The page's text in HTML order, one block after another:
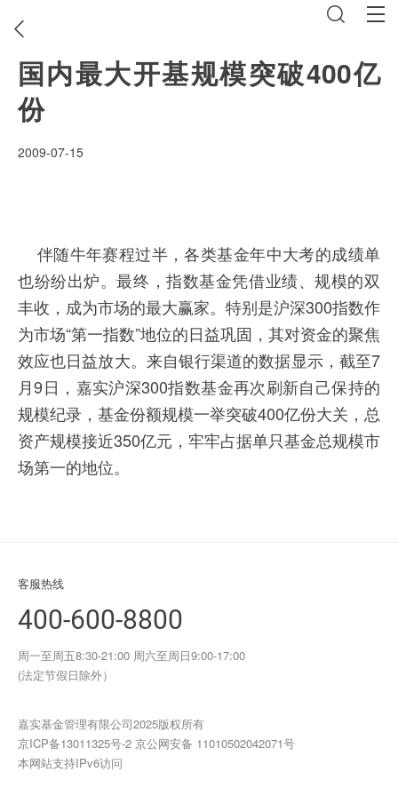
国内最大开基规模突破400亿
份
2009-07-15
伴随牛年赛程过半，各类基金年中大考的成绩单
也纷纷出炉。最终，指数基金凭借业绩、规模的双
丰收，成为市场的最大赢家。特别是沪深300指数作
为市场“第一指数”地位的日益巩固，其对资金的聚焦
效应也日益放大。来自银行渠道的数据显示，截至7
月9日，嘉实沪深300指数基金再次刷新自己保持的
规模纪录，基金份额规模一举突破400亿份大关，总
资产规模接近350亿元，牢牢占据单只基金总规模市
场第一的地位。
客服热线
400-600-8800
周一至周五8:30-21:00 周六至周日9:00-17:00
(法定节假日除外）
嘉实基金管理有限公司2025版权所有
京ICP备13011325号-2 京公网安备 11010502042071号
本网站支持IPv6访问